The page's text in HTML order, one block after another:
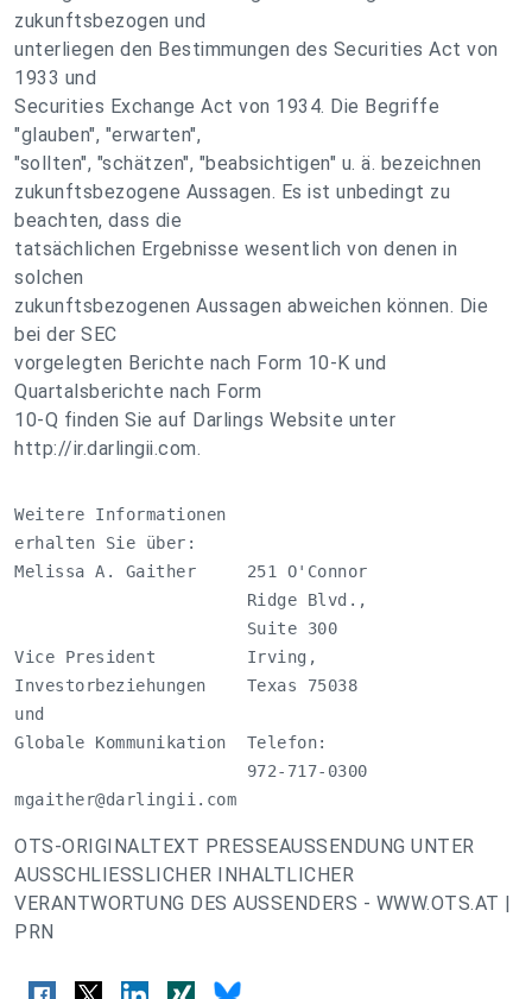
zukunftsbezogen und
unterliegen den Bestimmungen des Securities Act von
1933 und
Securities Exchange Act von 1934. Die Begriffe
"glauben", "erwarten",
"sollten", "schätzen", "beabsichtigen" u. ä. bezeichnen
zukunftsbezogene Aussagen. Es ist unbedingt zu
beachten, dass die
tatsächlichen Ergebnisse wesentlich von denen in
solchen
zukunftsbezogenen Aussagen abweichen können. Die
bei der SEC
vorgelegten Berichte nach Form 10-K und
Quartalsberichte nach Form
10-Q finden Sie auf Darlings Website unter
http://ir.darlingii.com.
Weitere Informationen
erhalten Sie über:
Melissa A. Gaither     251 O'Connor
                       Ridge Blvd.,
                       Suite 300
Vice President         Irving,
Investorbeziehungen    Texas 75038
und
Globale Kommunikation  Telefon:
mgaither@darlingii.com
OTS-ORIGINALTEXT PRESSEAUSSENDUNG UNTER
AUSSCHLIESSLICHER INHALTLICHER
VERANTWORTUNG DES AUSSENDERS - WWW.OTS.AT |
PRN